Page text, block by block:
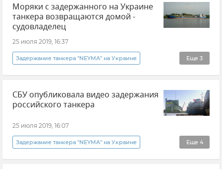
Моряки с задержанного на Украине
танкера возвращаются домой -
судовладелец
25 июля 2019, 16:37
Еще 3
Задержание танкера "NEYMA" на Украине
Политика В мире Новости
СБУ опубликовала видео задержания
российского танкера
25 июля 2019, 16:07
Еще 4
Задержание танкера "NEYMA" на Украине
Видео Новости Визуал